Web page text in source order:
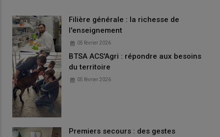
Filière générale : la richesse de
l'enseignement
05 février 2026
BTSA ACS'Agri : répondre aux besoins
du territoire
05 février 2026
Premiers secours : des gestes